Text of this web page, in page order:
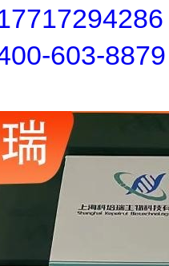
603-8879